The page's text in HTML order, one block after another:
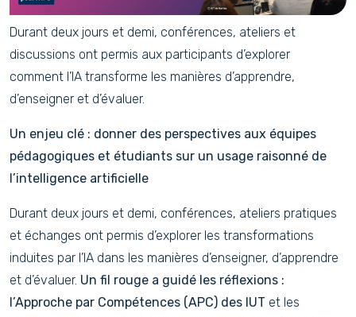
Durant deux jours et demi, conférences, ateliers et
discussions ont permis aux participants d’explorer
comment l’IA transforme les manières d’apprendre,
d’enseigner et d’évaluer.
Un enjeu clé : donner des perspectives aux équipes
pédagogiques et étudiants sur un usage raisonné de
l’intelligence artificielle
Durant deux jours et demi, conférences, ateliers pratiques
et échanges ont permis d’explorer les transformations
induites par l’IA dans les manières d’enseigner, d’apprendre
et d’évaluer. Un fil rouge a guidé les réflexions :
l’Approche par Compétences (APC) des IUT et les